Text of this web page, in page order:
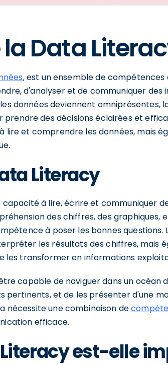
Data
, est un ensemble de compétences
d'analyser et de communiquer des
données deviennent omniprésentes,
des décisions éclairées et
lire et comprendre les données, mais
Literacy
à lire, écrire et communiquer
des chiffres, des graphiques,
à poser les bonnes questions.
les résultats des chiffres, mais
les transformer en informations
capable de naviguer dans un océan
pertinents, et de les présenter d'une
nécessite une combinaison de
efficace.
est-elle